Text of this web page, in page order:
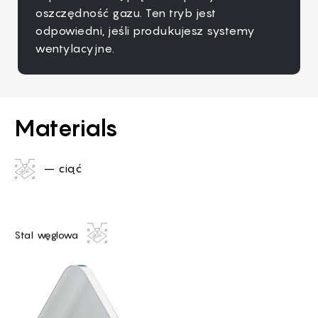
oszczędność gazu. Ten tryb jest
odpowiedni, jeśli produkujesz systemy
wentylacyjne.
ważna jest precyzja, np. koła zębate,
monogramy, pamiątki itp.
ich w obszarze pracy.
pamiątkowych itp.
Materials
– ciąć
Stal węglowa